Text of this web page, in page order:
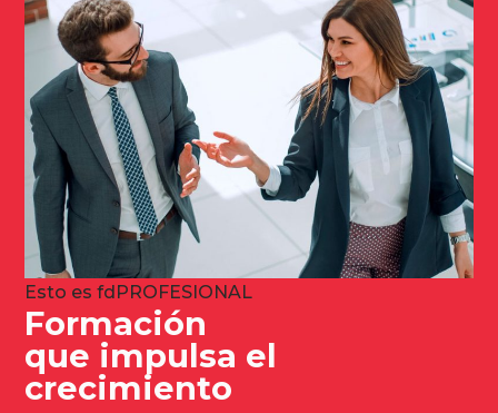
Esto es fdPROFESIONAL
Formación
que impulsa el
crecimiento